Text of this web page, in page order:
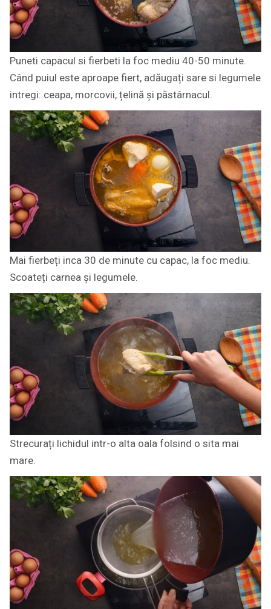
Puneti capacul si fierbeti la foc mediu 40-50 minute.
Când puiul este aproape fiert, adăugați sare si legumele
intregi: ceapa, morcovii, țelină și păstârnacul.
Mai fierbeți inca 30 de minute cu capac, la foc mediu.
Scoateți carnea și legumele.
Strecurați lichidul intr-o alta oala folsind o sita mai
mare.